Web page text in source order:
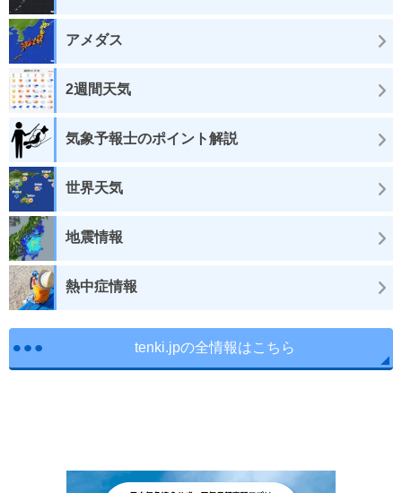
アメダス
2週間天気
気象予報士のポイント解説
世界天気
地震情報
熱中症情報
tenki.jpの全情報はこちら